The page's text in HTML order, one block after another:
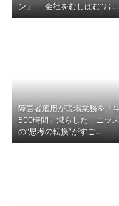
ン」──会社をむしばむ“お...
障害者雇用が現場業務を「
500時間」減らした ニッ
の“思考の転換”がすご...